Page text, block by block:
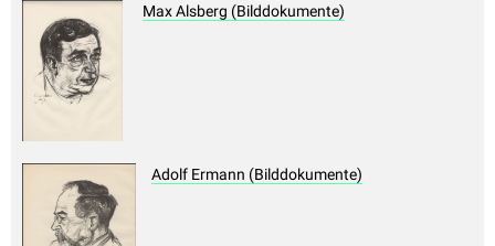
Max Alsberg (Bilddokumente)
Adolf Ermann (Bilddokumente)